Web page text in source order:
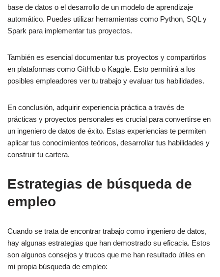
base de datos o el desarrollo de un modelo de aprendizaje
automático. Puedes utilizar herramientas como Python, SQL y
Spark para implementar tus proyectos.
También es esencial documentar tus proyectos y compartirlos
en plataformas como GitHub o Kaggle. Esto permitirá a los
posibles empleadores ver tu trabajo y evaluar tus habilidades.
En conclusión, adquirir experiencia práctica a través de
prácticas y proyectos personales es crucial para convertirse en
un ingeniero de datos de éxito. Estas experiencias te permiten
aplicar tus conocimientos teóricos, desarrollar tus habilidades y
construir tu cartera.
Estrategias de búsqueda de
empleo
Cuando se trata de encontrar trabajo como ingeniero de datos,
hay algunas estrategias que han demostrado su eficacia. Estos
son algunos consejos y trucos que me han resultado útiles en
mi propia búsqueda de empleo: